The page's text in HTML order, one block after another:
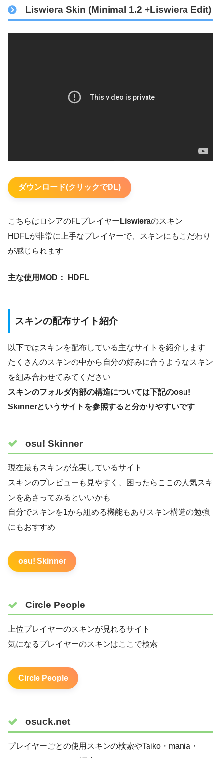
Liswiera Skin (Minimal 1.2 +Liswiera Edit)
ダウンロード(クリックでDL)
こちらはロシアのFLプレイヤー Liswieraのスキン
HDFLが非常に上手なプレイヤーで、スキンにもこだわり
が感じられます
主な使用MOD： HDFL
スキンの配布サイト紹介
以下ではスキンを配布している主なサイトを紹介します
たくさんのスキンの中から自分の好みに合うようなスキン
を組み合わせてみてください
スキンのフォルダ内部の構造については下記のosu!
Skinnerというサイトを参照すると分かりやすいです
osu! Skinner
現在最もスキンが充実しているサイト
スキンのプレビューも見やすく、困ったらここの人気スキ
ンをあさってみるといいかも
自分でスキンを1から組める機能もありスキン構造の勉強
にもおすすめ
osu! Skinner
Circle People
上位プレイヤーのスキンが見れるサイト
気になるプレイヤーのスキンはここで検索
Circle People
osuck.net
プレイヤーごとの使用スキンの検索やTaiko・mania・